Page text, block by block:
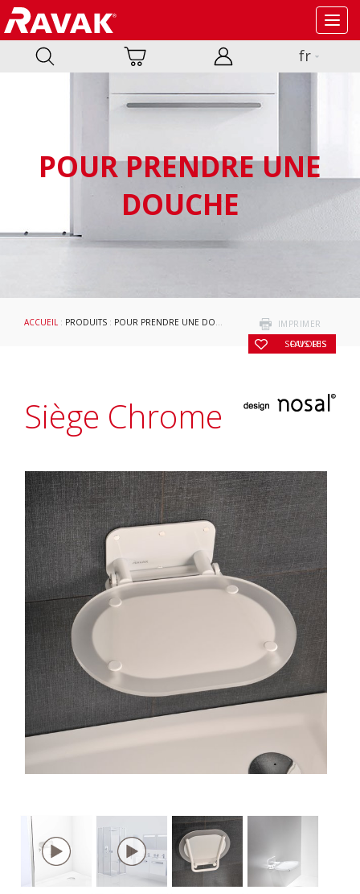
fr
POUR PRENDRE UNE
DOUCHE
IMPRIMER
SOUS LES FAVORIS
ACCUEIL : PRODUITS : POUR PRENDRE UNE DOUCHE SIÈGES : SIÈGE CHROME
Siège Chrome